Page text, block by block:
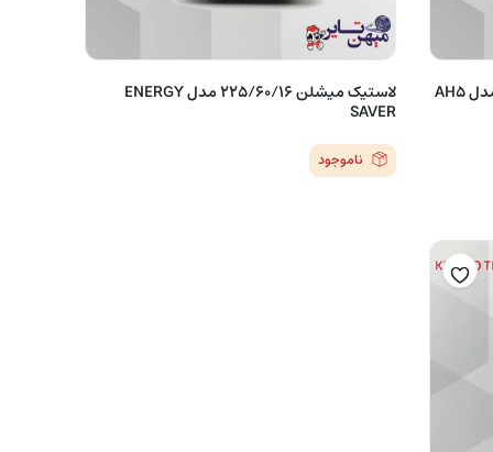
لاستیک نکسن کره (2022) 225/60/16 مدل AH5 لاستیک میشلن 225/60/16 مدل ENERGY
SAVER
ناموجود